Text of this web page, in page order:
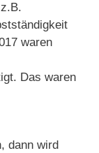
waren
Das waren
dann wird